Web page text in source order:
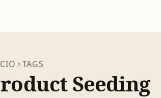
TAGS
Seeding